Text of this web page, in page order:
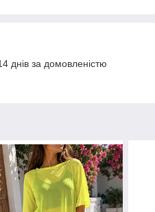
днів за домовленістю